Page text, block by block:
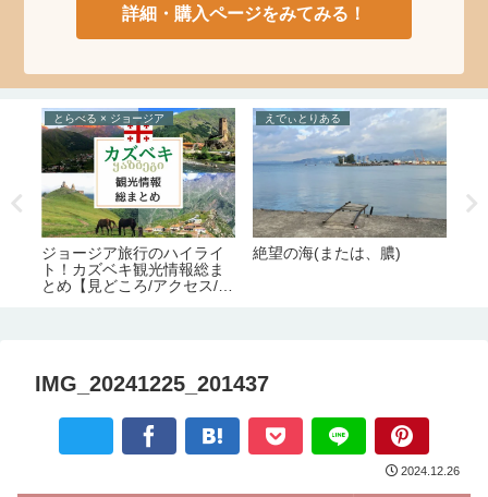
詳細・購入ページをみてみる！
とらべる × ジョージア
ジョージア旅行のハイライ
ト！カズベキ観光情報総ま
とめ【見どころ/アクセス/必
えでぃとりある
絶望の海(または、膿)
IMG_20241225_201437
2024.12.26